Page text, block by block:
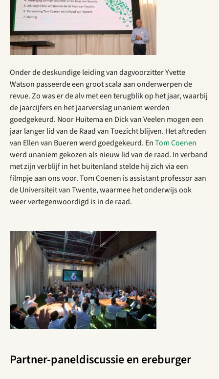
Onder de deskundige leiding van dagvoorzitter Yvette
Watson passeerde een groot scala aan onderwerpen de
revue. Zo was er de alv met een terugblik op het jaar, waarbij
de jaarcijfers en het jaarverslag unaniem werden
goedgekeurd. Noor Huitema en Dick van Veelen mogen een
jaar langer lid van de Raad van Toezicht blijven. Het aftreden
van Ellen van Bueren werd goedgekeurd. EnTom Coenen
werd unaniem gekozen als nieuw lid van de raad. In verband
met zijn verblijf in het buitenland stelde hij zich via een
filmpje aan ons voor. Tom Coenen is assistant professor aan
de Universiteit van Twente, waarmee het onderwijs ook
weer vertegenwoordigd is in de raad.
Partner-paneldiscussie en ereburger